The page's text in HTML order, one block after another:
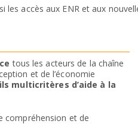
les accès aux ENR et aux
tous les acteurs de la chaîne
et de l’économie
multicritères d’aide à la
compréhension et de